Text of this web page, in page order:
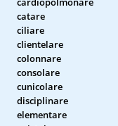
catare
ciliare
clientelare
colonnare
consolare
cunicolare
disciplinare
elementare